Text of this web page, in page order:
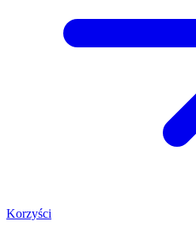
Korzyści